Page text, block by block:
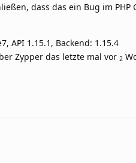
dass das ein Bug im
API 1.15.1, Backend: 1.15.4
Zypper das letzte mal vor 2